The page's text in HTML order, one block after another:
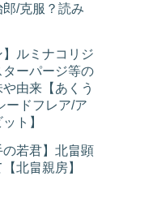
郎/克服？読み
】ルミナコリジ
ターパージ等の
由来【あくう
ードフレア/ア
ト】
の若君】北畠顕
北畠親房】